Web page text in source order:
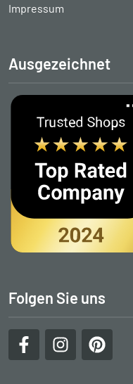
Impressum
Ausgezeichnet
Folgen Sie uns